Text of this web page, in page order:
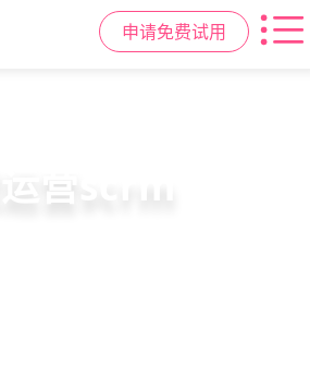
申请免费试用
就用
方案
营scrm